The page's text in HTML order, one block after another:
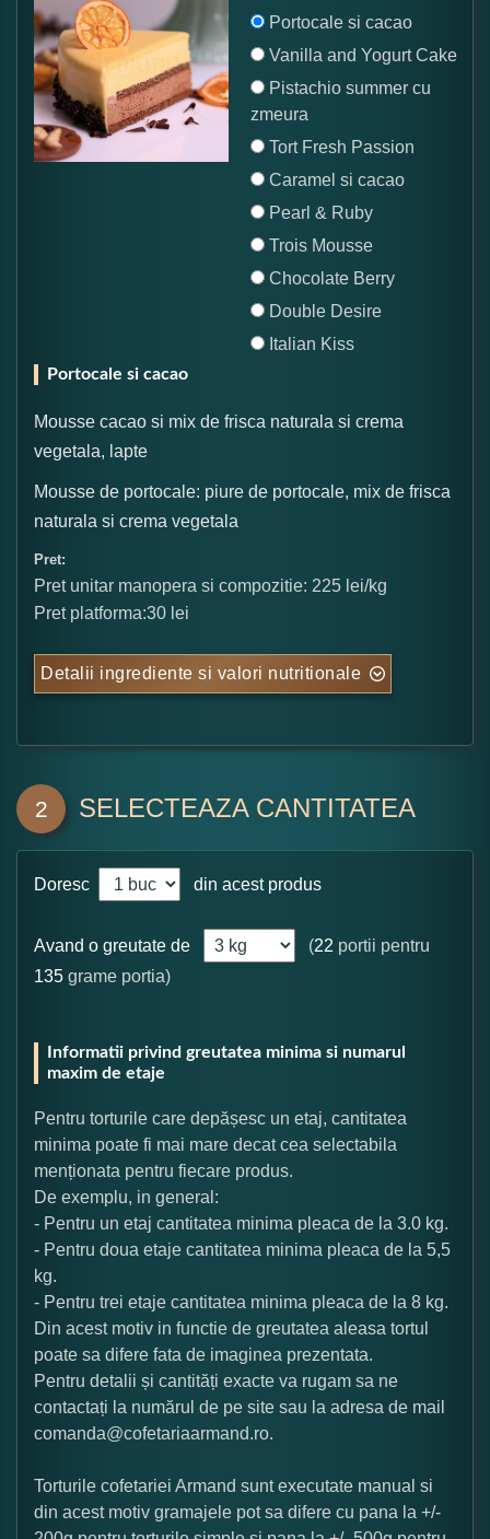
Portocale si cacao
Vanilla and Yogurt Cake
Pistachio summer cu
zmeura
Tort Fresh Passion
Caramel si cacao
Pearl & Ruby
Trois Mousse
Chocolate Berry
Double Desire
Italian Kiss
Portocale si cacao
Mousse cacao si mix de frisca naturala si crema
vegetala, lapte
Mousse de portocale: piure de portocale, mix de frisca
naturala si crema vegetala
Pret:
Pret unitar manopera si compozitie: 225 lei/kg
Pret platforma:30 lei
Detalii ingrediente si valori nutritionale
2 SELECTEAZA CANTITATEA
Doresc din acest produs
Avand o greutate de (22 portii pentru
135 grame portia)
Informatii privind greutatea minima si numarul
maxim de etaje
Pentru torturile care depășesc un etaj, cantitatea
minima poate fi mai mare decat cea selectabila
menționata pentru fiecare produs.
De exemplu, in general:
- Pentru un etaj cantitatea minima pleaca de la 3.0 kg.
- Pentru doua etaje cantitatea minima pleaca de la 5,5
kg.
- Pentru trei etaje cantitatea minima pleaca de la 8 kg.
Din acest motiv in functie de greutatea aleasa tortul
poate sa difere fata de imaginea prezentata.
Pentru detalii și cantități exacte va rugam sa ne
contactați la numărul de pe site sau la adresa de mail
comanda@cofetariaarmand.ro.
Torturile cofetariei Armand sunt executate manual si
din acest motiv gramajele pot sa difere cu pana la +/-